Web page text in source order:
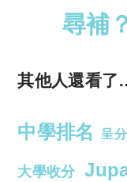
尋補
其他人還看
中學排名 呈
大學收分